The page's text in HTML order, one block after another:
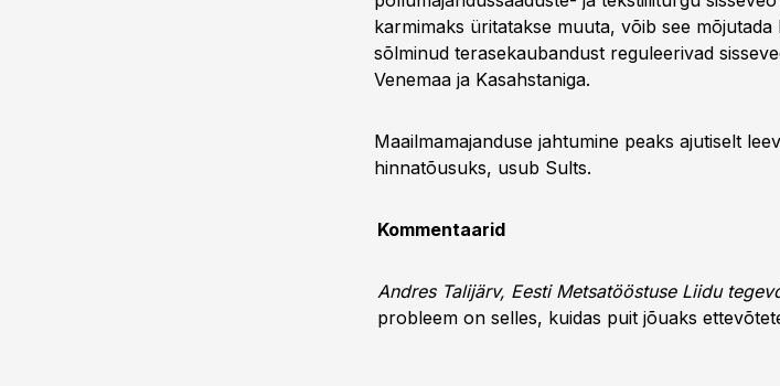
karmimaks üritatakse muuta, võib see
sõlminud terasekaubandust reguleerivad
Venemaa ja Kasahstaniga.
Maailmamajanduse jahtumine peaks ajutiselt
hinnatõusuks, usub Sults.
Kommentaarid
Andres Talijärv, Eesti Metsatööstuse Liidu
probleem on selles, kuidas puit jõuaks